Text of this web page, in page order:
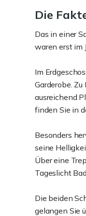
Die
Das in einer
waren erst im
Im
Garderobe.
ausreichend
finden Sie in
Besonders
seine
Über eine
Tageslicht
Die beiden
gelangen Sie